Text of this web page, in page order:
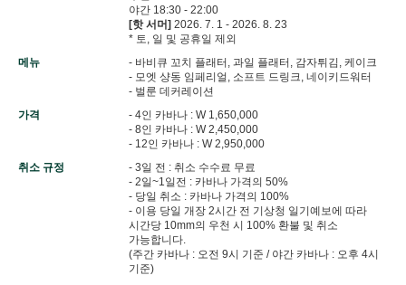
야간 18:30 - 22:00
[핫 서머]2026. 7. 1 - 2026. 8. 23
* 토, 일 및 공휴일 제외
메뉴
- 바비큐 꼬치 플래터, 과일 플래터, 감자튀김, 케이크
- 모엣 샹동 임페리얼, 소프트 드링크, 네이키드워터
- 벌룬 데커레이션
가격
- 4인 카바나 : W 1,650,000
- 8인 카바나 : W 2,450,000
- 12인 카바나 : W 2,950,000
취소 규정
- 3일 전 : 취소 수수료 무료
- 2일~1일전 : 카바나 가격의 50%
- 당일 취소 : 카바나 가격의 100%
- 이용 당일 개장 2시간 전 기상청 일기예보에 따라
시간당 10mm의 우천 시 100% 환불 및 취소
가능합니다.
(주간 카바나 : 오전 9시 기준 / 야간 카바나 : 오후 4시
기준)